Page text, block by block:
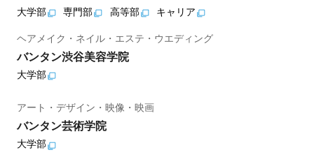
大学部 専門部 高等部 キャリア
ヘアメイク・ネイル・エステ・ウエディング
バンタン渋谷美容学院
大学部
アート・デザイン・映像・映画
バンタン芸術学院
大学部